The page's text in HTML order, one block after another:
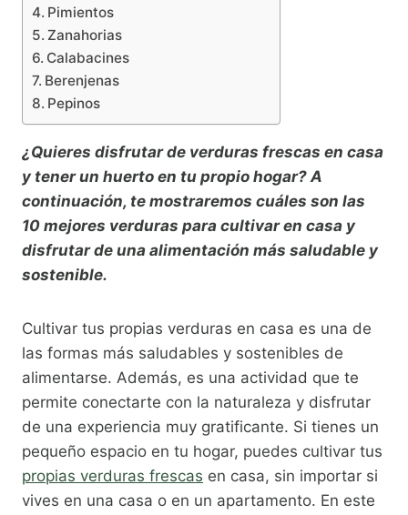
Pimientos
Zanahorias
Calabacines
Berenjenas
Pepinos
¿Quieres disfrutar de verduras frescas en casa
y tener un huerto en tu propio hogar? A
continuación, te mostraremos cuáles son las
10 mejores verduras para cultivar en casa y
disfrutar de una alimentación más saludable y
sostenible.
Cultivar tus propias verduras en casa es una de
las formas más saludables y sostenibles de
alimentarse. Además, es una actividad que te
permite conectarte con la naturaleza y disfrutar
de una experiencia muy gratificante. Si tienes un
pequeño espacio en tu hogar, puedes cultivar tus
propias verduras frescas en casa, sin importar si
vives en una casa o en un apartamento. En este